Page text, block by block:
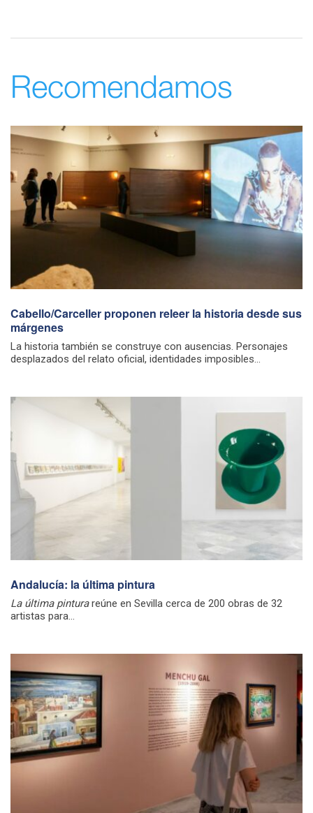
Recomendamos
Cabello/Carceller proponen releer la historia desde sus
márgenes
La historia también se construye con ausencias. Personajes
desplazados del relato oficial, identidades imposibles...
Andalucía: la última pintura
La última pinturareúne en Sevilla cerca de 200 obras de 32
artistas para...